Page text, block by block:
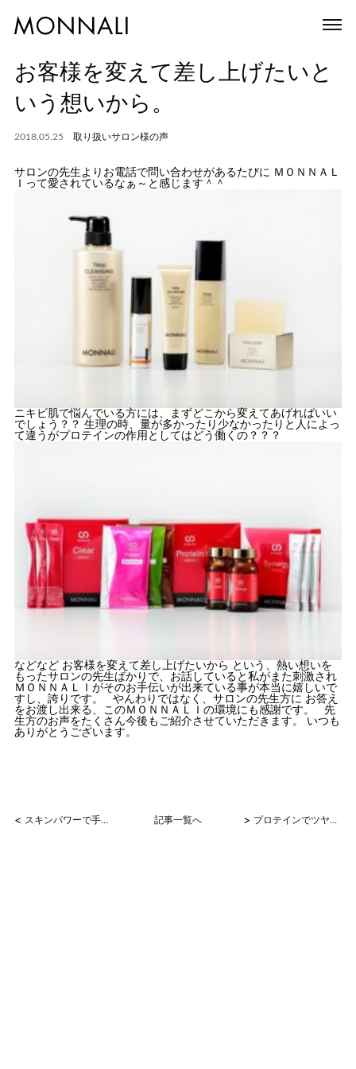
お客様を変えて差し上げたいと
いう想いから。
2018.05.25 取り扱いサロン様の声
サロンの先生よりお電話で問い合わせがあるたびに ＭＯＮＮＡＬ
Ｉって愛されているなぁ～と感じます＾＾
ニキビ肌で悩んでいる方には、まずどこから変えてあげればいい
でしょう？？ 生理の時、量が多かったり少なかったりと人によっ
て違うがプロテインの作用としてはどう働くの？？？
などなど お客様を変えて差し上げたいから という、熱い想いを
もったサロンの先生ばかりで、お話していると私がまた刺激され
ＭＯＮＮＡＬＩがそのお手伝いが出来ている事が本当に嬉しいで
すし、誇りです。 やんわりではなく、サロンの先生方に お答え
をお渡し出来る、このＭＯＮＮＡＬＩの環境にも感謝です。 先
生方のお声をたくさん今後もご紹介させていただきます。 いつも
ありがとうございます。
< スキンパワーで手の甲が写真で見てもきれいに！ 記事一覧へ > プロテインでツヤツヤ髪♪